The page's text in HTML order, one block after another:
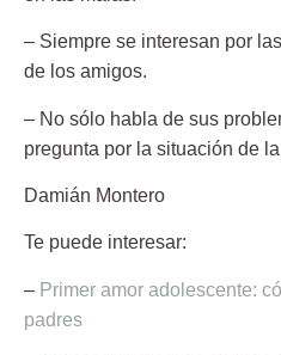
– Siempre se interesan por
de los amigos.
– No sólo habla de sus
pregunta por la situación de
Damián Montero
Te puede interesar:
– Primer amor adolescente:
padres